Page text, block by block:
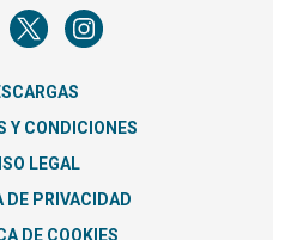
Y CONDICIONES
LEGAL
DE PRIVACIDAD
DE COOKIES